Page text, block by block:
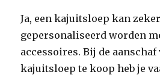
Ja, een kajuitsloep kan zeker
gepersonaliseerd worden
accessoires. Bij de aanschaf
kajuitsloep te koop heb je